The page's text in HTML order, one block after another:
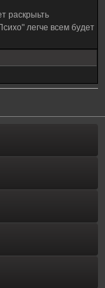
раскрыьть
легче всем будет